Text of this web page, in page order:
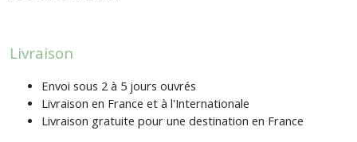
Livraison
Envoi sous 2 à 5 jours ouvrés
Livraison en France et à l'Internationale
Livraison gratuite pour une destination en France